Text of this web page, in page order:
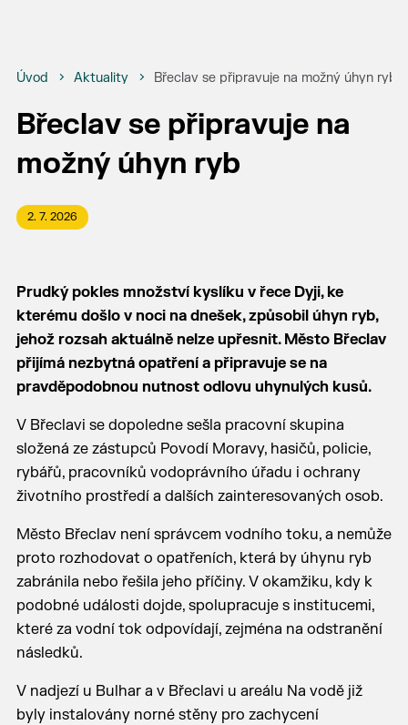
Úvod Aktuality Břeclav se připravuje na možný úhyn ryb
Břeclav se připravuje na
možný úhyn ryb
2. 7. 2026
Prudký pokles množství kyslíku v řece Dyji, ke
kterému došlo v noci na dnešek, způsobil úhyn ryb,
jehož rozsah aktuálně nelze upřesnit. Město Břeclav
přijímá nezbytná opatření a připravuje se na
pravděpodobnou nutnost odlovu uhynulých kusů.
V Břeclavi se dopoledne sešla pracovní skupina
složená ze zástupců Povodí Moravy, hasičů, policie,
rybářů, pracovníků vodoprávního úřadu i ochrany
životního prostředí a dalších zainteresovaných osob.
Město Břeclav není správcem vodního toku, a nemůže
proto rozhodovat o opatřeních, která by úhynu ryb
zabránila nebo řešila jeho příčiny. V okamžiku, kdy k
podobné události dojde, spolupracuje s institucemi,
které za vodní tok odpovídají, zejména na odstranění
následků.
V nadjezí u Bulhar a v Břeclavi u areálu Na vodě již
byly instalovány norné stěny pro zachycení